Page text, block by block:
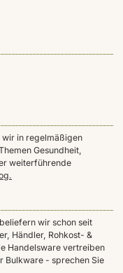
in regelmäßigen
Gesundheit,
weiterführende
wir schon seit
Händler, Rohkost- &
Handelsware vertreiben
Bulkware - sprechen Sie